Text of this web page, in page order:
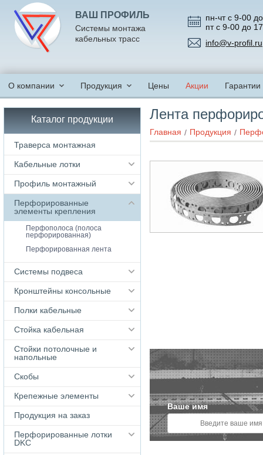
ВАШ ПРОФИЛЬ
Системы монтажа
кабельных трасс
пн-чт с 9-00
пт с 9-00 до
info@v-profil.ru
О компании Продукция Цены Акции Гарантии
Лента
Главная Продукция
Ваше имя
Каталог продукции
Траверса монтажная
Кабельные лотки
Профиль монтажный
Перфорированные
элементы крепления
Перфополоса (полоса
перфорированная)
Перфорированная лента
Системы подвеса
Кронштейны консольные
Полки кабельные
Стойка кабельная
Стойки потолочные и
напольные
Скобы
Крепежные элементы
Продукция на заказ
Перфорированные лотки
DKC